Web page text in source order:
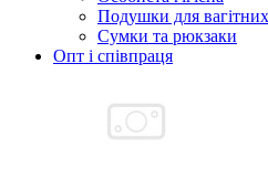
Подушки для вагітних
Сумки та рюкзаки
Опт і співпраця